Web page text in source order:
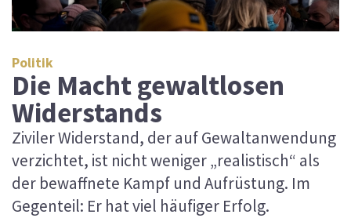
Politik
Die Macht gewaltlosen
Widerstands
Ziviler Widerstand, der auf Gewaltanwendung
verzichtet, ist nicht weniger „realistisch“ als
der bewaffnete Kampf und Aufrüstung. Im
Gegenteil: Er hat viel häufiger Erfolg.